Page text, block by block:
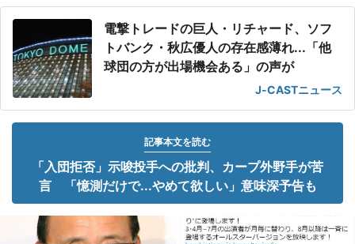
電撃トレードの巨人・リチャード、ソフ
トバンク・秋広優人の存在感薄れ...「他
球団の方が出場機会ある」の声が
J-CASTニュース
記事本文を読む
「入団拒否」示唆投手への批判、カープ外野手が苦
言 「憶測だけで...やめて欲しい」意味深予告も